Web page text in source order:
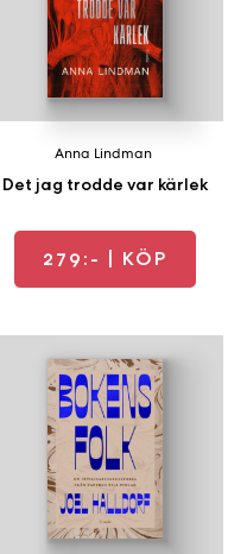
Det jag trodde var kärlek
Anna Lindman
279:- | KÖP